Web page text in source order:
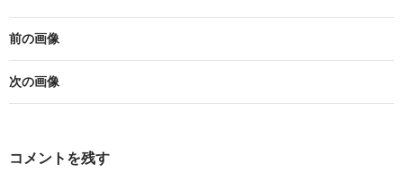
前の画像
次の画像
コメントを残す